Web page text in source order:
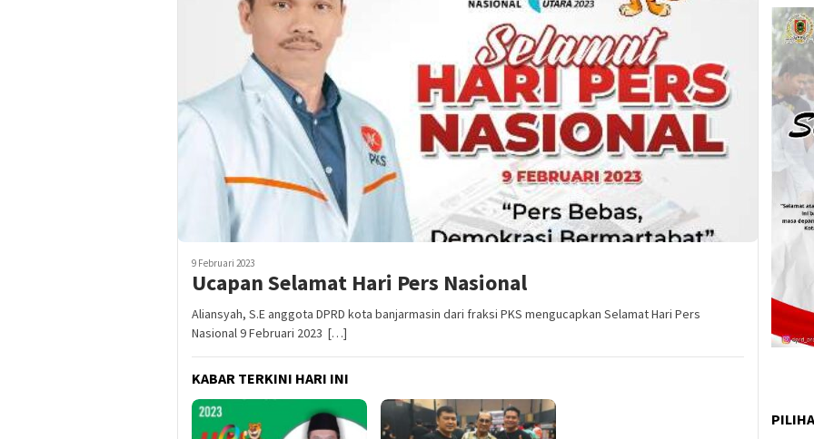
9 Februari 2023
Ucapan Selamat Hari Pers Nasional
Aliansyah, S.E anggota DPRD kota banjarmasin dari fraksi PKS mengucapkan Selamat Hari Pers
Nasional 9 Februari 2023 […]
KABAR TERKINI HARI INI